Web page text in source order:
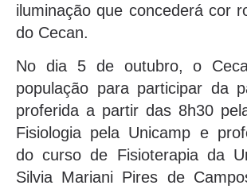
iluminação que concederá cor
do Cecan.
No dia 5 de outubro, o
população para participar da
proferida a partir das 8h30
Fisiologia pela Unicamp e
do curso de Fisioterapia da
Silvia Mariani Pires de